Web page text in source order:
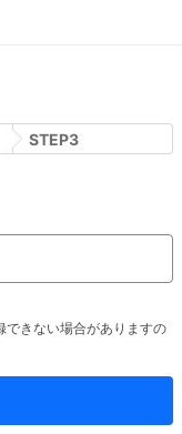
STEP3
できない場合がありますの